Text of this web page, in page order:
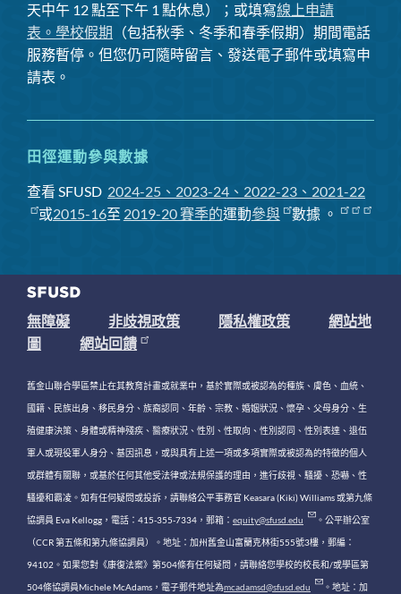
天中午 12 點至下午 1 點休息）；或填寫線上申請
表。 學校假期 （包括秋季、冬季和春季假期）期間電話
服務暫停 。但您仍可隨時留言、發送電子郵件或填寫申
請表。
田徑運動參與數據
查看 SFUSD 2024-25、2023-24、2022-23、2021-22
或2015-16至 2019-20 賽季的運動參與 數據 。
無障礙 非歧視政策 隱私權政策
網站地
圖
網站回饋
舊金山聯合學區禁止在其教育計畫或就業中，基於實際或被認為的種族、膚色、血統、
國籍、民族出身、移民身分、族裔認同、年齡、宗教、婚姻狀況、懷孕、父母身分、生
殖健康決策、身體或精神殘疾、醫療狀況、性別、性取向、性別認同、性別表達、退伍
軍人或現役軍人身分、基因訊息，或與具有上述一項或多項實際或被認為的特徵的個人
或群體有關聯，或基於任何其他受法律或法規保護的理由，進行歧視、騷擾、恐嚇、性
騷擾和霸凌。如有任何疑問或投訴，請聯絡公平事務官 Keasara (Kiki) Williams 或第九條
協調員 Eva Kellogg，電話：415-355-7334，郵箱： equity@sfusd.edu 。公平辦公室
（CCR 第五條和第九條協調員）。地址：加州舊金山富蘭克林街555號3樓，郵編：
94102。如果您對《康復法案》第504條有任何疑問，請聯絡您學校的校長和/或學區第
504條協調員Michele McAdams，電子郵件地址為mcadamsd@sfusd.edu 。地址：加